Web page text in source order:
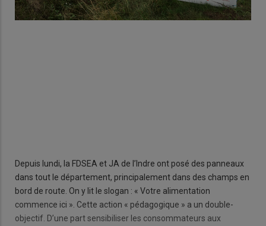
Depuis lundi, la FDSEA et JA de l’Indre ont posé des panneaux
dans tout le département, principalement dans des champs en
bord de route. On y lit le slogan : « Votre alimentation
commence ici ». Cette action « pédagogique » a un double-
objectif. D’une part sensibiliser les consommateurs aux